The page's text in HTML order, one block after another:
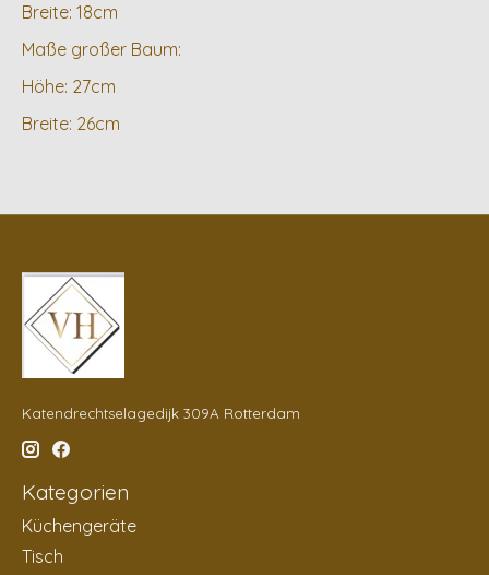
Breite: 18cm
Maße großer Baum:
Höhe: 27cm
Breite: 26cm
Katendrechtselagedijk 309A Rotterdam
Kategorien
Küchengeräte
Tisch